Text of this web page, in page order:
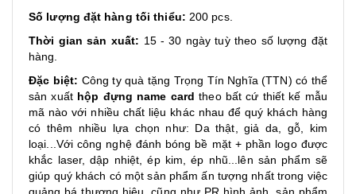
Số lượng đặt hàng tối thiểu: 200 pcs.
Thời gian sản xuất: 15 - 30 ngày tuỳ theo số lượng đặt
hàng.
Đặc biệt: Công ty quà tặng Trọng Tín Nghĩa (TTN) có thể
sản xuất hộp đựng name card theo bất cứ thiết kế mẫu
mã nào với nhiều chất liệu khác nhau để quý khách hàng
có thêm nhiều lựa chọn như: Da thật, giả da, gỗ, kim
loại...Với công nghệ đánh bóng bề mặt + phần logo được
khắc laser, dập nhiệt, ép kim, ép nhũ...lên sản phẩm sẽ
giúp quý khách có một sản phẩm ấn tượng nhất trong việc